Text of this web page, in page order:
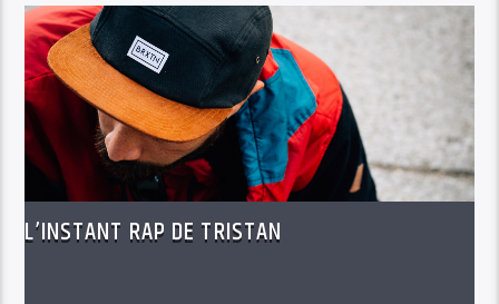
L’INSTANT RAP DE TRISTAN